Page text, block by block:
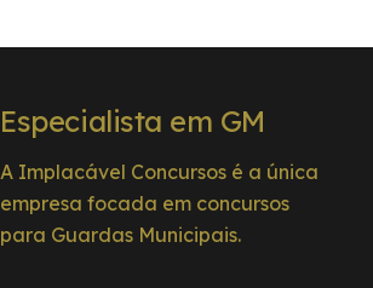
Especialista em GM
A Implacável Concursos é a única
empresa focada em concursos
para Guardas Municipais.